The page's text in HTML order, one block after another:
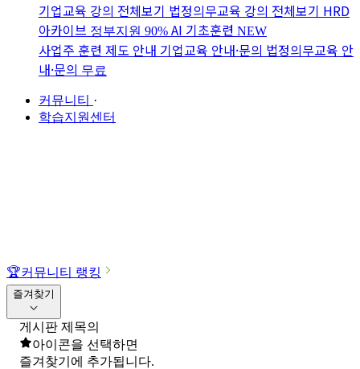
기업교육 강의 전체보기 법정의무교육 강의 전체보기 HRD
아카이브 정부지원 90% AI 기초훈련 NEW
사업주 훈련 제도 안내 기업교육 안내·문의 법정의무교육 안
내·문의 무료
커뮤니티 ·
학습지원센터
🏆커뮤니티 랭킹
즐겨찾기
게시판 제목의
아이콘을 선택하면
즐겨찾기에 추가됩니다.